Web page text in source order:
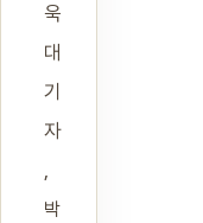
욱
대
기
자
,
박